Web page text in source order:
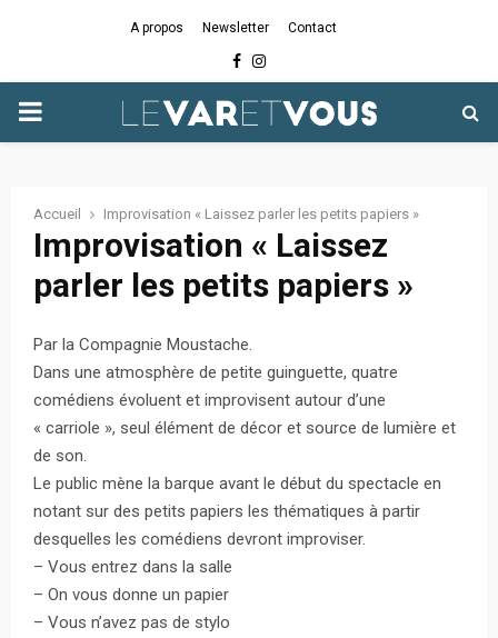
A propos Newsletter Contact
Facebook
Instagram
PRIMARY
Accueil Improvisation « Laissez parler les petits papiers »
Improvisation « Laissez
parler les petits papiers »
Par la Compagnie Moustache.
Dans une atmosphère de petite guinguette, quatre
comédiens évoluent et improvisent autour d’une
« carriole », seul élément de décor et source de lumière et
de son.
Le public mène la barque avant le début du spectacle en
notant sur des petits papiers les thématiques à partir
desquelles les comédiens devront improviser.
– Vous entrez dans la salle
– On vous donne un papier
– Vous n’avez pas de stylo